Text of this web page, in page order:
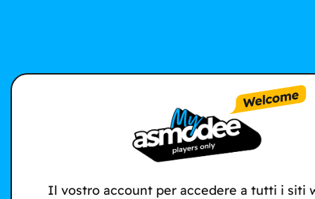
Il vostro account per accedere a tutti i siti